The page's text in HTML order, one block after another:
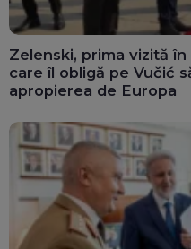
Zelenski, prima vizită
care îl obligă pe Vučić
apropierea de Europa